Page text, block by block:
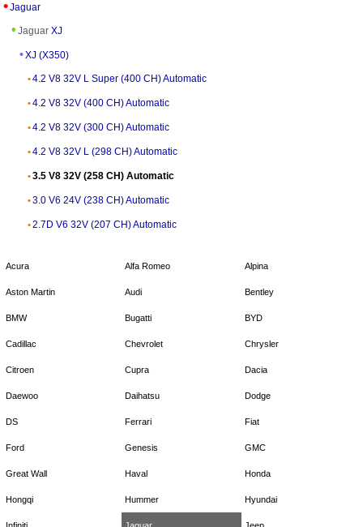
Jaguar
Jaguar XJ
XJ (X350)
4.2 V8 32V L Super (400 CH) Automatic
4.2 V8 32V (400 CH) Automatic
4.2 V8 32V (300 CH) Automatic
4.2 V8 32V L (298 CH) Automatic
3.5 V8 32V (258 CH) Automatic
3.0 V6 24V (238 CH) Automatic
2.7D V6 32V (207 CH) Automatic
Acura Alfa Romeo Alpina
Aston Martin Audi Bentley
BMW Bugatti BYD
Cadillac Chevrolet Chrysler
Citroen Cupra Dacia
Daewoo Daihatsu Dodge
DS Ferrari Fiat
Ford Genesis GMC
Great Wall Haval Honda
Hongqi Hummer Hyundai